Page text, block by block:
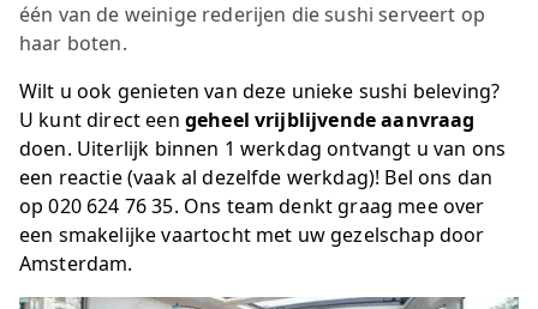
één van de weinige rederijen die sushi serveert op
haar boten.
Wilt u ook genieten van deze unieke sushi beleving?
U kunt direct een geheel vrijblijvende aanvraag
doen. Uiterlijk binnen 1 werkdag ontvangt u van ons
een reactie (vaak al dezelfde werkdag)! Bel ons dan
op020 624 76 35. Ons team denkt graag mee over
een smakelijke vaartocht met uw gezelschap door
Amsterdam.